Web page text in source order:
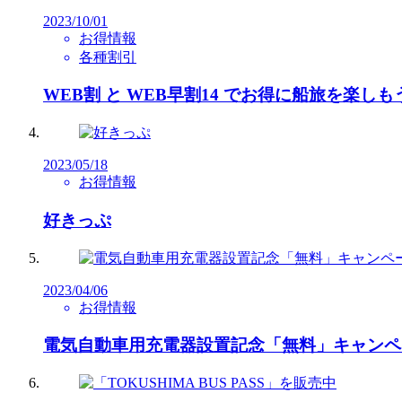
2023/10/01
お得情報
各種割引
WEB割 と WEB早割14 でお得に船旅を楽しも
2023/05/18
お得情報
好きっぷ
2023/04/06
お得情報
電気自動車用充電器設置記念「無料」キャン